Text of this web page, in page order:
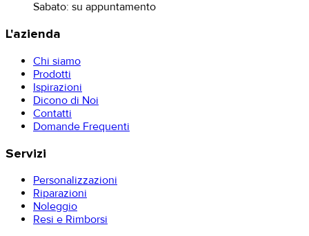
Sabato: su appuntamento
L'azienda
Chi siamo
Prodotti
Ispirazioni
Dicono di Noi
Contatti
Domande Frequenti
Servizi
Personalizzazioni
Riparazioni
Noleggio
Resi e Rimborsi